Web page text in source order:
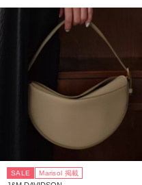
SALE Marisol 掲載